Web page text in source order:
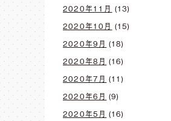
2020年11月 (13)
2020年10月 (15)
2020年9月 (18)
2020年8月 (16)
2020年7月 (11)
2020年6月 (9)
2020年5月 (16)